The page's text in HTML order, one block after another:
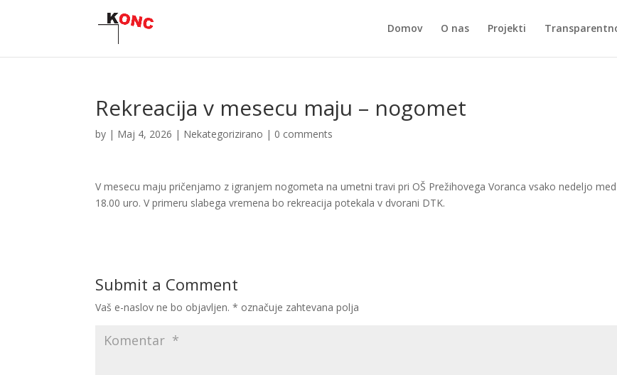
Domov O nas Projekti
Rekreacija v mesecu maju – nogomet
by | Maj 4, 2026 | Nekategorizirano | 0 comments
V mesecu maju pričenjamo z igranjem nogometa na umetni travi pri OŠ Prežihovega Voranca vsako nedeljo
18.00 uro. V primeru slabega vremena bo rekreacija potekala v dvorani DTK.
Submit a Comment
Vaš e-naslov ne bo objavljen. * označuje zahtevana polja